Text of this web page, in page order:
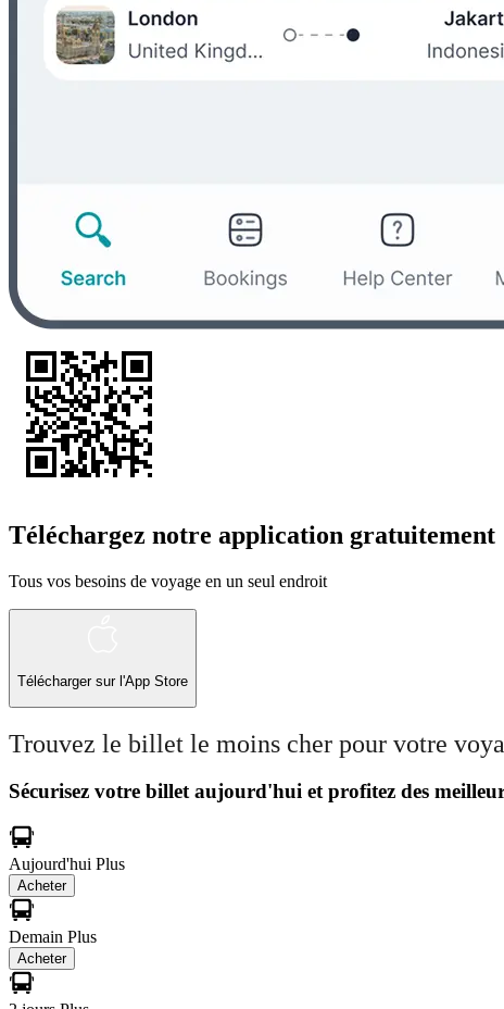
Téléchargez notre application gratuitement
Tous vos besoins de voyage en un seul endroit
Télécharger sur l'App Store
Trouvez le billet le moins cher pour votre
Sécurisez votre billet aujourd'hui et profitez des
Aujourd'hui Plus
Acheter
Demain Plus
Acheter